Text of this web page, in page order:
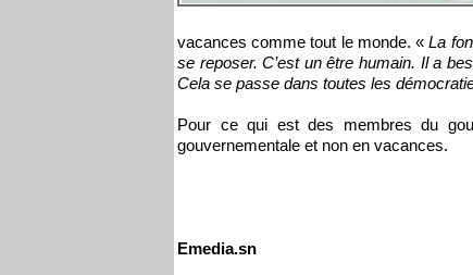
vacances comme tout le monde. «La
se reposer. C’est un être humain. Il a
Cela se passe dans toutes les
Pour ce qui est des membres du
gouvernementale et non en vacances.
Emedia.sn